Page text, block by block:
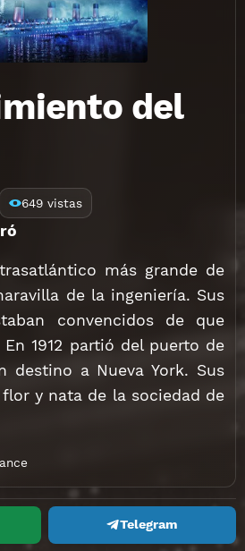
del
649 vistas
más grande de
de la ingeniería. Sus
convencidos de que
1912 partió del puerto de
destino a Nueva York. Sus
y nata de la sociedad de
Telegram